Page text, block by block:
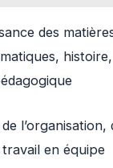
des
en équipe